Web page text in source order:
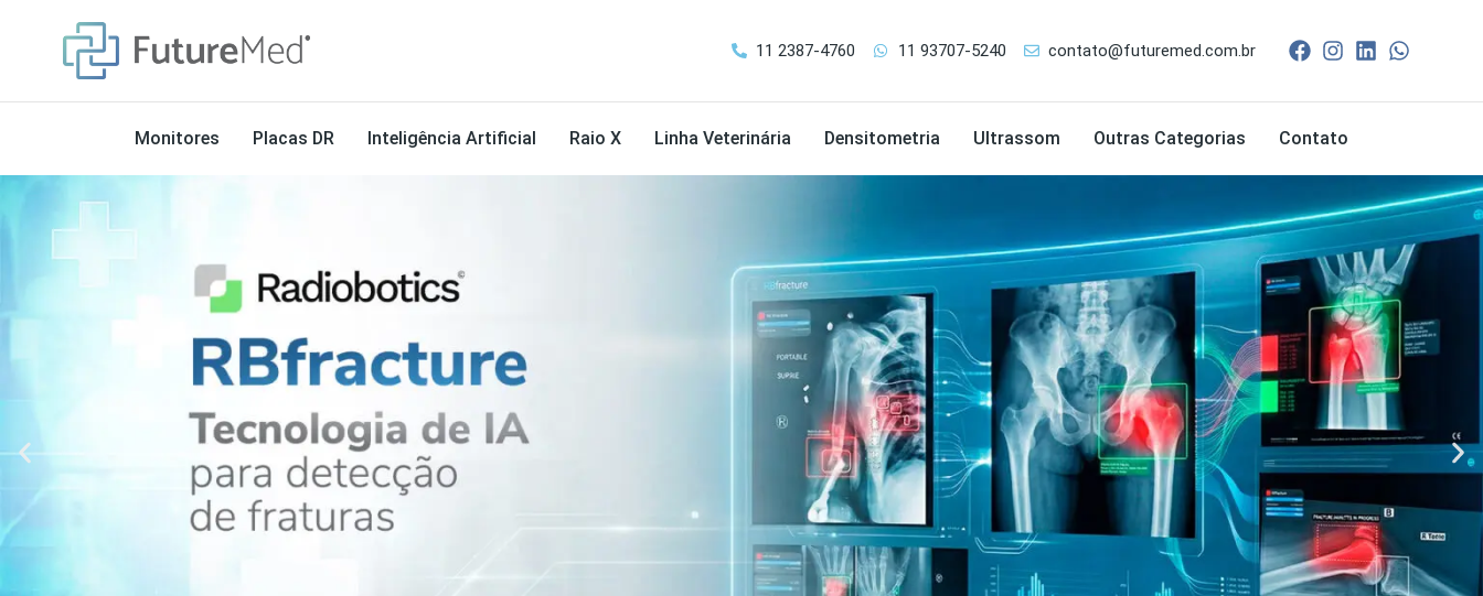
11 2387-4760 11 93707-5240 contato@futuremed.com.br
Monitores Placas DR Inteligência Artificial Raio X Linha Veterinária Densitometria Ultrassom Outras Categorias Contato